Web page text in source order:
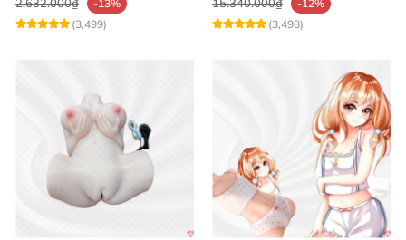
-13%
(3,499)
-12%
(3,498)